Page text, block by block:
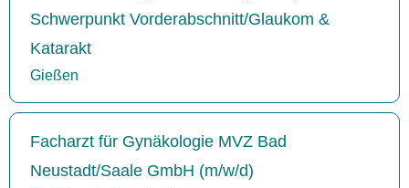
Schwerpunkt Vorderabschnitt/Glaukom &
Katarakt
Gießen
Facharzt für Gynäkologie MVZ Bad
Neustadt/Saale GmbH (m/w/d)